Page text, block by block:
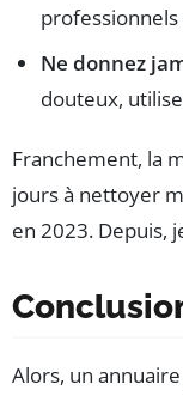
Ne donnez
douteux,
Franchement, la
jours à nettoyer
en 2023. Depuis,
Alors, un